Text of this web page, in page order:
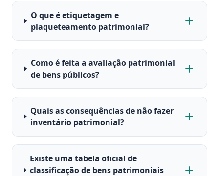
O que é etiquetagem e
plaqueteamento patrimonial?
Como é feita a avaliação patrimonial
de bens públicos?
Quais as consequências de não fazer
inventário patrimonial?
Existe uma tabela oficial de
classificação de bens patrimoniais